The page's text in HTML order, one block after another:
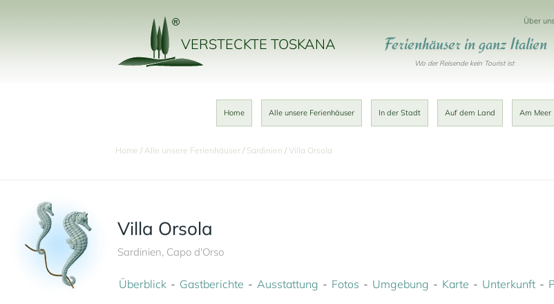
VERSTECKTE TOSKANA
Über uns
Ferienhäuser in ganz Italien
Wo der Reisende kein Tourist ist
Home Alle unsere Ferienhäuser In der Stadt Auf dem Land Am Meer
Home Alle unsere Ferienhäuser Sardinien Villa Orsola
Villa Orsola
Sardinien, Capo d'Orso
Überblick Gastberichte Ausstattung Fotos Umgebung Karte Unterkunft